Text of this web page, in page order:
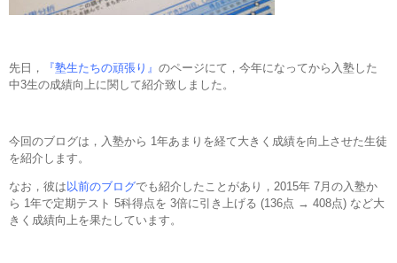
先日， 『塾生たちの頑張り』 のページにて，今年になってから入塾した
中3生の成績向上に関して紹介致しました。
今回のブログは，入塾から 1年あまりを経て大きく成績を向上させた生徒
を紹介します。
なお，彼は 以前のブログでも紹介したことがあり，2015年 7月の入塾か
ら 1年で定期テスト 5科得点を 3倍に引き上げる (136点 → 408点) など大
きく成績向上を果たしています。